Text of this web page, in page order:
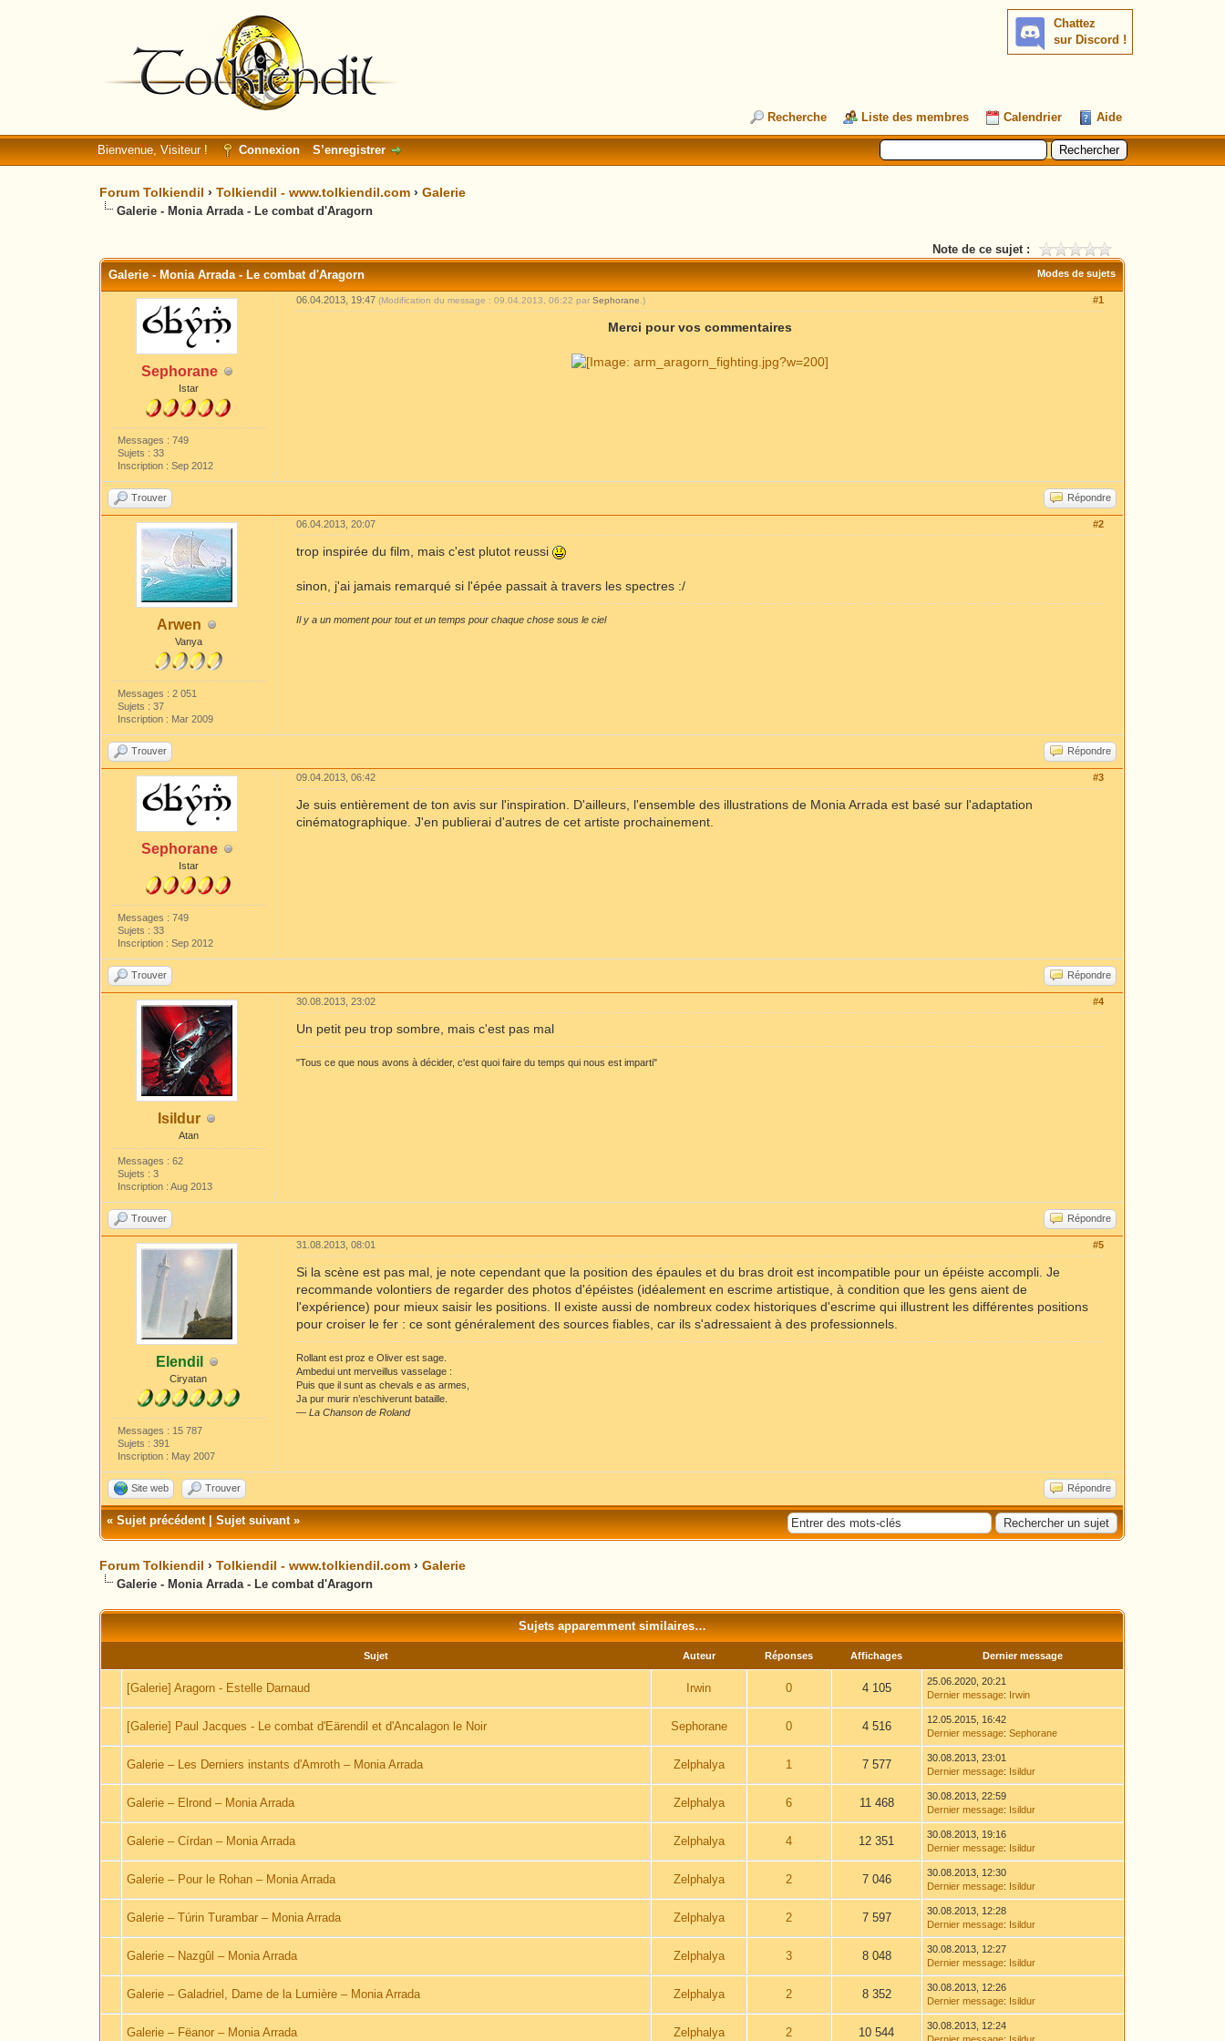
Chattez
sur Discord !
Recherche Liste des membres Calendrier Aide
Bienvenue, Visiteur ! Connexion S’enregistrer
Forum Tolkiendil ›Tolkiendil - www.tolkiendil.com ›Galerie
Galerie - Monia Arrada - Le combat d'Aragorn
Note de ce sujet :
Modes de sujets
Galerie - Monia Arrada - Le combat d'Aragorn
Sephorane
Istar
Messages : 749
Sujets : 33
Inscription : Sep 2012
#1
06.04.2013, 19:47(Modification du message : 09.04.2013, 06:22 parSephorane .)
Merci pour vos commentaires
Trouver Répondre
Arwen
Vanya
Messages : 2 051
Sujets : 37
Inscription : Mar 2009
#2
06.04.2013, 20:07
trop inspirée du film, mais c'est plutot reussi
sinon, j'ai jamais remarqué si l'épée passait à travers les spectres :/
Il y a un moment pour tout et un temps pour chaque chose sous le ciel
Trouver Répondre
Sephorane
Istar
Messages : 749
Sujets : 33
Inscription : Sep 2012
#3
09.04.2013, 06:42
Je suis entièrement de ton avis sur l'inspiration. D'ailleurs, l'ensemble des illustrations de Monia Arrada est basé sur l'adaptation
cinématographique. J'en publierai d'autres de cet artiste prochainement.
Trouver Répondre
Isildur
Atan
Messages : 62
Sujets : 3
Inscription : Aug 2013
#4
30.08.2013, 23:02
Un petit peu trop sombre, mais c'est pas mal
"Tous ce que nous avons à décider, c'est quoi faire du temps qui nous est imparti"
Trouver Répondre
Elendil
Ciryatan
Messages : 15 787
Sujets : 391
Inscription : May 2007
#5
31.08.2013, 08:01
Si la scène est pas mal, je note cependant que la position des épaules et du bras droit est incompatible pour un épéiste accompli. Je
recommande volontiers de regarder des photos d'épéistes (idéalement en escrime artistique, à condition que les gens aient de
l'expérience) pour mieux saisir les positions. Il existe aussi de nombreux codex historiques d'escrime qui illustrent les différentes positions
pour croiser le fer : ce sont généralement des sources fiables, car ils s'adressaient à des professionnels.
Rollant est proz e Oliver est sage.
Ambedui unt merveillus vasselage :
Puis que il sunt as chevals e as armes,
Ja pur murir n’eschiverunt bataille.
—La Chanson de Roland
Site web Trouver Répondre
«Sujet précédent|Sujet suivant»
Forum Tolkiendil ›Tolkiendil - www.tolkiendil.com ›Galerie
Galerie - Monia Arrada - Le combat d'Aragorn
Sujets apparemment similaires…
Sujet Auteur Réponses Affichages Dernier message
[Galerie] Aragorn - Estelle Darnaud Irwin 0 4 105
25.06.2020, 20:21
Dernier message: Irwin
[Galerie] Paul Jacques - Le combat d'Eärendil et d'Ancalagon le Noir Sephorane 0 4 516
12.05.2015, 16:42
Dernier message:Sephorane
Galerie – Les Derniers instants d'Amroth – Monia Arrada Zelphalya 1 7 577
30.08.2013, 23:01
Dernier message: Isildur
Galerie – Elrond – Monia Arrada Zelphalya 6 11 468
30.08.2013, 22:59
Dernier message: Isildur
Galerie – Círdan – Monia Arrada Zelphalya 4 12 351
30.08.2013, 19:16
Dernier message: Isildur
Galerie – Pour le Rohan – Monia Arrada Zelphalya 2 7 046
30.08.2013, 12:30
Dernier message: Isildur
Galerie – Túrin Turambar – Monia Arrada Zelphalya 2 7 597
30.08.2013, 12:28
Dernier message: Isildur
Galerie – Nazgûl – Monia Arrada Zelphalya 3 8 048
30.08.2013, 12:27
Dernier message: Isildur
Galerie – Galadriel, Dame de la Lumière – Monia Arrada Zelphalya 2 8 352
30.08.2013, 12:26
Dernier message: Isildur
Galerie – Fëanor – Monia Arrada Zelphalya 2 10 544
30.08.2013, 12:24